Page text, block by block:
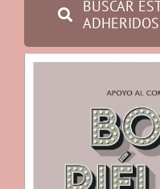
BUSCAR
ADHERIDOS